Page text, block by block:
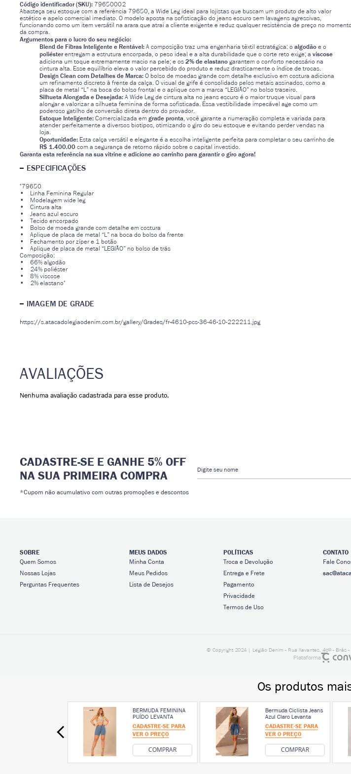
Código identificador (SKU): 79650002
Abasteça seu estoque com a referência 79650, a Wide Leg ideal para lojistas que buscam um produto de alto valor
estético e apelo comercial imediato. O modelo aposta na sofisticação do jeans escuro sem lavagens agressivas,
funcionando como um item versátil na arara que atrai a cliente exigente e reduz qualquer resistência de preço no momento
da compra.
Argumentos para o lucro do seu negócio:
Blend de Fibras Inteligente e Rentável: A composição traz uma engenharia têxtil estratégica: o algodão e o
poliésterentregam a estrutura encorpada, o peso ideal e a alta durabilidade que o corte reto exige; a viscose
adiciona um toque extremamente macio na pele; e os 2% de elastano garantem o conforto necessário na
cintura alta. Esse equilíbrio eleva o valor percebido do produto e reduz drasticamente o índice de trocas.
Design Clean com Detalhes de Marca: O bolso de moedas grande com detalhe exclusivo em costura adiciona
um refinamento discreto à frente da calça. O visual de grife é consolidado pelos metais assinados, como a
placa de metal “L” na boca do bolso frontal e o aplique com a marca “LEGIÃO” no bolso traseiro.
Silhueta Alongada e Desejada: A Wide Leg de cintura alta no jeans escuro é o maior truque visual para
alongar e valorizar a silhueta feminina de forma sofisticada. Essa vestibilidade impecável age como um
poderoso gatilho de conversão direta dentro do provador.
Estoque Inteligente: Comercializada em grade pronta, você garante a numeração completa e variada para
atender perfeitamente a diversos biotipos, otimizando o giro do seu estoque e evitando perder vendas na
loja.
Oportunidade: Esta calça versátil e elegante é a escolha inteligente perfeita para completar o seu carrinho de
R$ 1.400,00 com a segurança de retorno rápido sobre o capital investido.
Garanta esta referência na sua vitrine e adicione ao carrinho para garantir o giro agora!
ESPECIFICAÇÕES
"79650
• Linha Feminina Regular
• Modelagem wide leg
• Cintura alta
• Jeans azul escuro
• Tecido encorpado
• Bolso de moeda grande com detalhe em costura
• Aplique de placa de metal “L” na boca do bolso da frente
• Fechamento por zíper e 1 botão
• Aplique de placa de metal “LEGIÃO” no bolso de trás
Composição:
• 66% algodão
• 24% poliéster
• 8% viscose
• 2% elastano"
IMAGEM DE GRADE
https://s.atacadolegiaodenim.com.br/gallery/Grades/fr-4610-pcs-36-46-10-222211.jpg
Nenhuma avaliação cadastrada para esse produto.
CADASTRE-SE E GANHE 5% OFF
NA SUA PRIMEIRA COMPRA
*Cupom não acumulativo com outras promoções e descontos
Digite seu nome
SOBRE
Quem Somos
Nossas Lojas
Perguntas Frequentes
MEUS DADOS
Minha Conta
Meus Pedidos
Lista de Desejos
POLÍTICAS
Troca e Devolução
Entrega e Frete
Pagamento
Privacidade
Termos de Uso
CONTATO
Fale
© Copyright 2024 | Legião Denim - Rua Xavantes, 469 - Brás
Plataforma